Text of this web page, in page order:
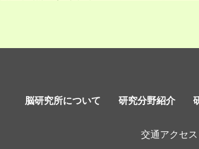
脳研究所について 研究分野紹介
交通アクセス